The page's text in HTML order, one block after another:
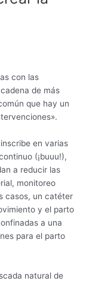
con las
de más
que hay un
en varias
(¡buuu!),
a reducir las
monitoreo
casos, un catéter
y el parto
a una
para el parto
natural de